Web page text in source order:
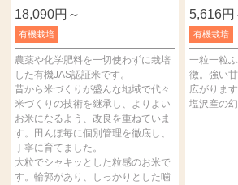
18,090円～
有機栽培
農薬や化学肥料を一切使わずに栽培
した有機JAS認証米です。
昔から米づくりが盛んな地域で代々
米づくりの技術を継承し、よりよい
お米になるよう、改良を重ねていま
す。田んぼ毎に個別管理を徹底し、
丁寧に育てました。
大粒でシャキッとした粒感のお米で
す。輪郭があり、しっかりとした噛
5,616円
有機栽培
一粒一粒
徴。強い
広がりま
塩沢産の